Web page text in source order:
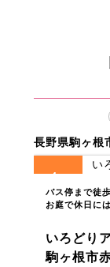
長野県駒ヶ根
4
バス停まで徒
お庭で休日に
いろどり
駒ヶ根市